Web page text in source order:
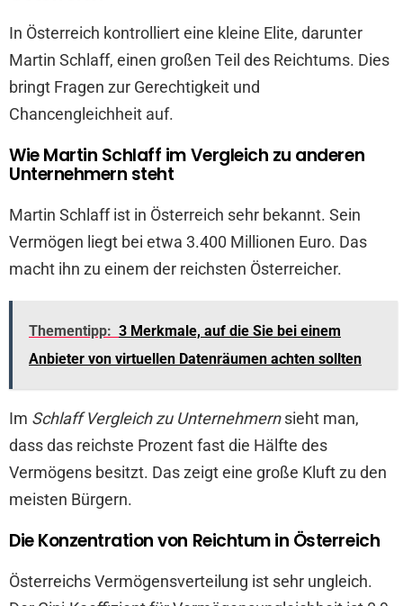
In Österreich kontrolliert eine kleine Elite, darunter
Martin Schlaff, einen großen Teil des Reichtums. Dies
bringt Fragen zur Gerechtigkeit und
Chancengleichheit auf.
Wie Martin Schlaff im Vergleich zu anderen
Unternehmern steht
Martin Schlaff ist in Österreich sehr bekannt. Sein
Vermögen liegt bei etwa 3.400 Millionen Euro. Das
macht ihn zu einem der reichsten Österreicher.
Thementipp: 3 Merkmale, auf die Sie bei einem
Anbieter von virtuellen Datenräumen achten sollten
Im Schlaff Vergleich zu Unternehmernsieht man,
dass das reichste Prozent fast die Hälfte des
Vermögens besitzt. Das zeigt eine große Kluft zu den
meisten Bürgern.
Die Konzentration von Reichtum in Österreich
Österreichs Vermögensverteilung ist sehr ungleich.